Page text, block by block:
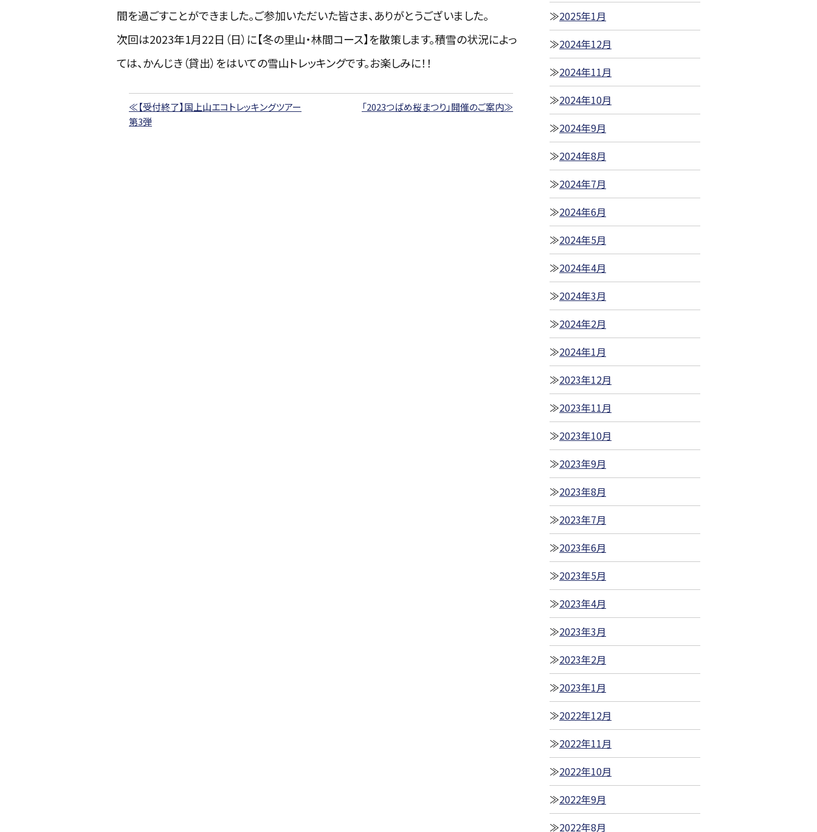
間を過ごすことができました。ご参加いただいた皆さま、ありがとうございました。
次回は2023年1月22日（日）に【冬の里山・林間コース】を散策します。積雪の状況によっ
ては、かんじき（貸出）をはいての雪山トレッキングです。お楽しみに！！
≪【受付終了】国上山エコトレッキングツアー
第3弾
「2023つばめ桜まつり」開催のご案内≫
2025年1月
2024年12月
2024年11月
2024年10月
2024年9月
2024年8月
2024年7月
2024年6月
2024年5月
2024年4月
2024年3月
2024年2月
2024年1月
2023年12月
2023年11月
2023年10月
2023年9月
2023年8月
2023年7月
2023年6月
2023年5月
2023年4月
2023年3月
2023年2月
2023年1月
2022年12月
2022年11月
2022年10月
2022年9月
2022年8月